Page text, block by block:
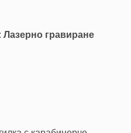
Лазерно гравиране